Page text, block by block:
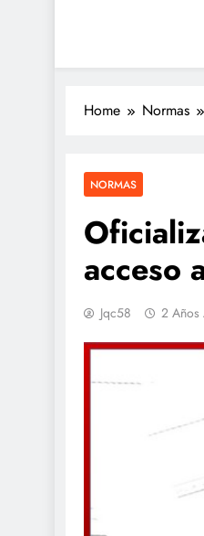
Home Normas
NORMAS
acceso
Jqc58 2 Años